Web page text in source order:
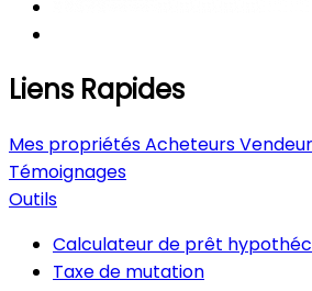
Liens Rapides
Mes propriétésAcheteurs
Témoignages
Outils
Calculateur de prêt
Taxe de mutation